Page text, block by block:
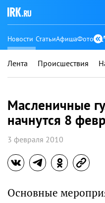
Новости СтатьиАфишаФото
Лента Происшествия
Масленичные
начнутся 8
3 февраля 2010
Основные